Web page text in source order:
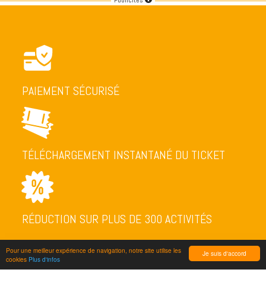
Je suis d'accord
Pour une meilleur expérience de navigation, notre site utilise les
cookies Plus d'infos
PAIEMENT SÉCURISÉ
TÉLÉCHARGEMENT INSTANTANÉ DU TICKET
RÉDUCTION SUR PLUS DE 300 ACTIVITÉS